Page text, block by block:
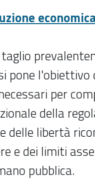
pone l'obiettivo
per
della
delle libertà
e dei limiti
pubblica.